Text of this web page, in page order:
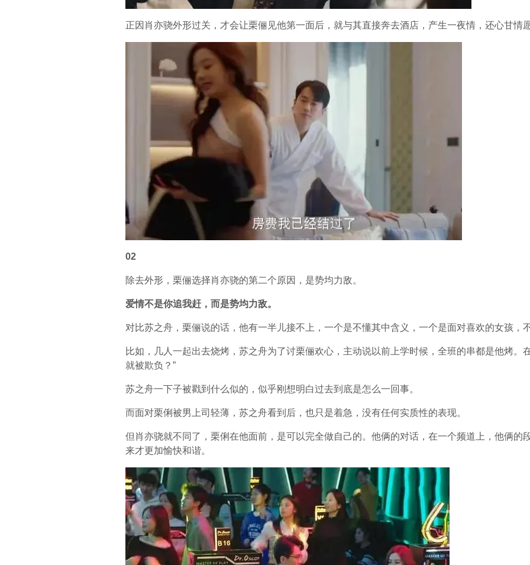
正因肖亦骁外形过关，才会让栗俪见他第一面后，就与其直接奔去酒店，产生一夜情，还心甘情
02
除去外形，栗俪选择肖亦骁的第二个原因，是势均力敌。
爱情不是你追我赶，而是势均力敌。
对比苏之舟，栗俪说的话，他有一半儿接不上，一个是不懂其中含义，一个是面对喜欢的女孩，
比如，几人一起出去烧烤，苏之舟为了讨栗俪欢心，主动说以前上学时候，全班的串都是他烤。
就被欺负？”
苏之舟一下子被戳到什么似的，似乎刚想明白过去到底是怎么一回事。
而面对栗俐被男上司轻薄，苏之舟看到后，也只是着急，没有任何实质性的表现。
但肖亦骁就不同了，栗俐在他面前，是可以完全做自己的。他俩的对话，在一个频道上，他俩的
来才更加愉快和谐。